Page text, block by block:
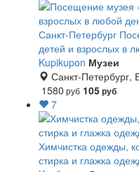
Санкт-Петербург
детей и взрослых в
Kupikupon Музеи
Санкт-
1580 руб 105руб
7
Химчистка одежды,
стирка и глажка